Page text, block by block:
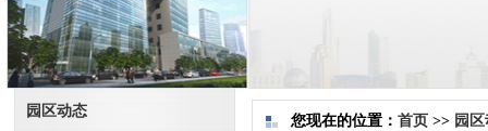
园区动态
您现在的位置： 首页 >> 园